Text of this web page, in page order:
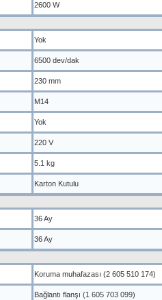
2600 W
Yok
6500 dev/dak
230 mm
M14
Yok
220 V
5.1 kg
Karton Kutulu
36 Ay
36 Ay
Koruma muhafazası (2 605 510 174)
Bağlantı flanşı (1 605 703 099)